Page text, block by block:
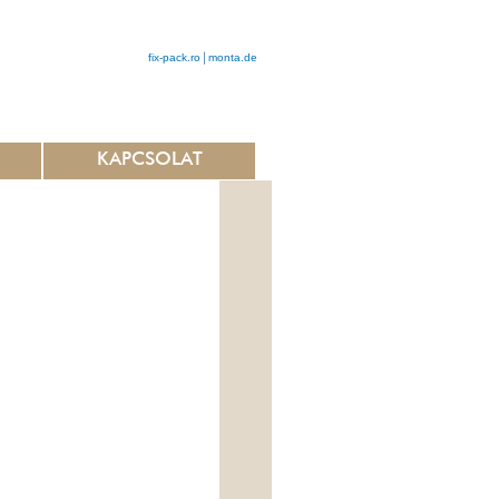
fix-pack.ro monta.de
KAPCSOLAT